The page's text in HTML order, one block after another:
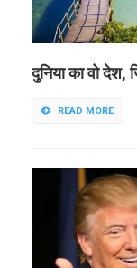
दुनिया का वो
READ MORE